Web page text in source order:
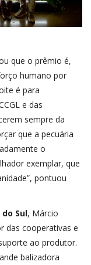
que o prêmio é,
humano por
é para
e das
sempre da
que a pecuária
o
exemplar, que
pontuou
do Sul, Márcio
das cooperativas e
ao produtor.
balizadora